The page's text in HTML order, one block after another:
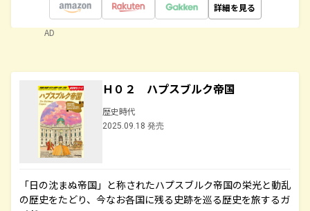
詳細を見る
AD
Ｈ０２ ハプスブルク帝国
歴史時代
2025.09.18 発売
「日の沈まぬ帝国」と称されたハプスブルク帝国の栄光と動乱
の歴史をたどり、今なお各国に残る史跡を巡る歴史を旅するガ